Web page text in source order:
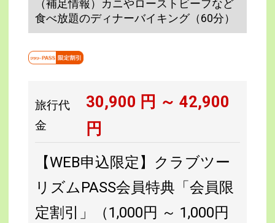
（補足情報）カニやローストビーフなど
食べ放題のディナーバイキング（60分）
旅行代
金
30,900 円 ～42,900
円
【WEB申込限定】クラブツー
リズムPASS会員特典「会員限
定割引」（1,000円 ～ 1,000円